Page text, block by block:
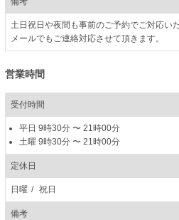
土日祝日や夜間も事前のご予約でご対応い
メールでもご連絡対応させて頂きます。
営業時間
受付時間
平日 9時30分 〜 21時00分
土曜 9時30分 〜 21時00分
定休日
日曜 祝日
備考